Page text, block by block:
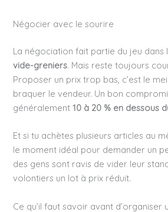
Négocier avec le sourire
La négociation fait partie du jeu dans
vide-greniers. Mais reste toujours
Proposer un prix trop bas, c’est le
braquer le vendeur. Un bon
généralement10 à 20 % en dessous
Et si tu achètes plusieurs articles au
le moment idéal pour demander un
des gens sont ravis de vider leur
volontiers un lot à prix réduit.
Ce qu’il faut savoir avant d’organiser